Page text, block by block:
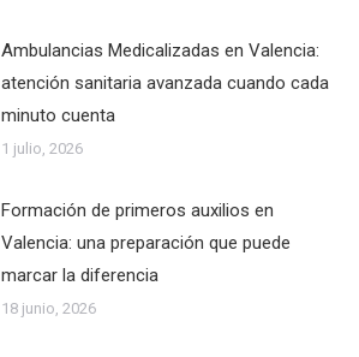
Ambulancias Medicalizadas en Valencia:
atención sanitaria avanzada cuando cada
minuto cuenta
1 julio, 2026
Formación de primeros auxilios en
Valencia: una preparación que puede
marcar la diferencia
18 junio, 2026